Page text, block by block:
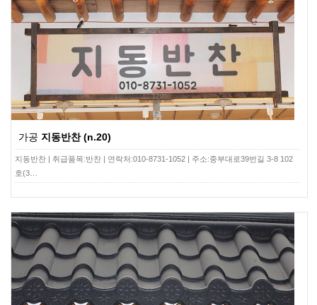
가공 지동반찬 (n.20)
지동반찬 | 취급품목:반찬 | 연락처:010-8731-1052 | 주소:중부대로39번길 3-8 102
호(3…